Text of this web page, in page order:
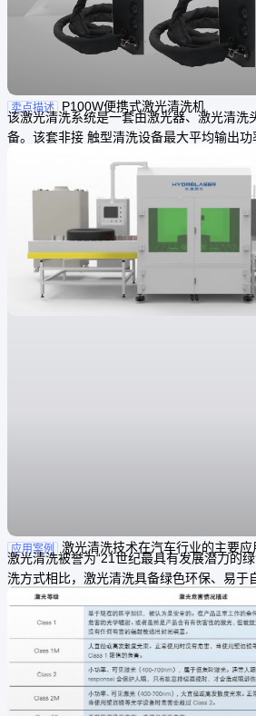
卖点描述 P100W便携式激光清洗机
该激光清洗系统是一套由激光器、激光清洗
备。该套非接 触型清洗设备最大平均输出
金、铝合金、高温合金、不锈钢、碳钢 等零
应用案例 激光清洗技术在汽车行业的主要应
激光清洗被誉为“21世纪最具有发展潜力的
洗方式相比，激光清洗具备绿色环保、易于
和非接触加工等显著优势。近年来，在工业
如汽车制造、航空航天、精密电子、医疗设